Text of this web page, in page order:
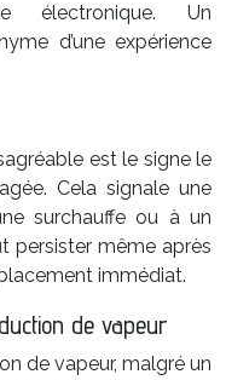
électronique. Un
d’une expérience
est le signe le
Cela signale une
surchauffe ou à un
persister même après
immédiat.
de vapeur
de vapeur, malgré un